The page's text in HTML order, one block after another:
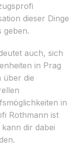
dieser Dinge
geben.
auch, sich
in Prag
über die
in
Rothmann ist
dir dabei